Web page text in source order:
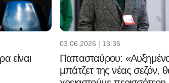
είναι
03.06.2026 | 13:36
Παπασταύρου:
μπάτζετ της νέας σεζόν,